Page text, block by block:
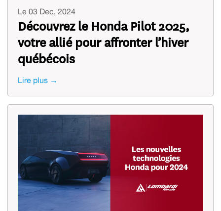
Le 03 Dec, 2024
Découvrez le Honda Pilot 2025,
votre allié pour affronter l’hiver
québécois
Lire plus →